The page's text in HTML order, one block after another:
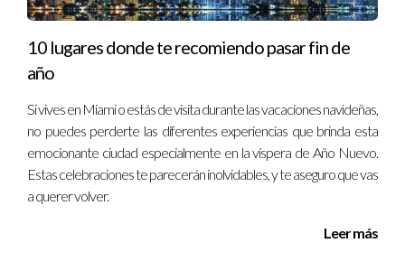
Yardbird Southern Table & Bar
10 lugares donde te recomiendo pasar fin de
año
Si vives en Miami o estás de visita durante las vacaciones navideñas,
no puedes perderte las diferentes experiencias que brinda esta
emocionante ciudad especialmente en la víspera de Año Nuevo.
Estas celebraciones te parecerán inolvidables, y te aseguro que vas
a querer volver.
Leer más